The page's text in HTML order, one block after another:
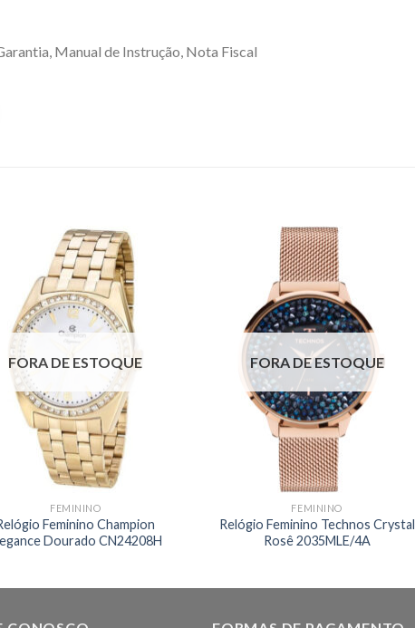
Manual de Instrução, Nota Fiscal
FORA DE ESTOQUE
FEMININO
Feminino Champion
Dourado CN24208H
FORA DE ESTOQUE
FEMININO
Relógio Feminino Technos Crystal
Rosê 2035MLE/4A